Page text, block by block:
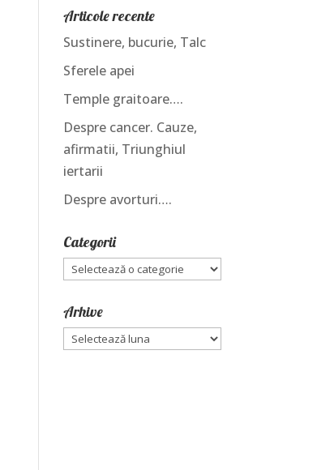
Articole recente
Sustinere, bucurie, Talc
Sferele apei
Temple graitoare….
Despre cancer. Cauze,
afirmatii, Triunghiul
iertarii
Despre avorturi….
Categorii
Categorii
Arhive
Arhive